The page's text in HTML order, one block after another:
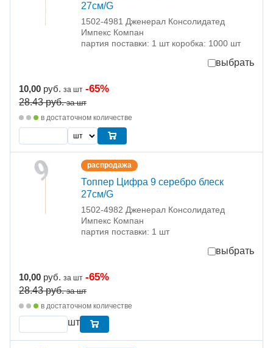
27см/G
1502-4981 Дженерал Консолидатед
Импекс Компан
партия поставки: 1 шт коробка: 1000 шт
выбрать
10,00 руб. за шт -65%
28.43руб. за шт
в достаточном количестве
распродажа
Топпер Цифра 9 серебро блеск
27см/G
1502-4982 Дженерал Консолидатед
Импекс Компан
партия поставки: 1 шт
выбрать
10,00 руб. за шт -65%
28.43руб. за шт
в достаточном количестве
шт